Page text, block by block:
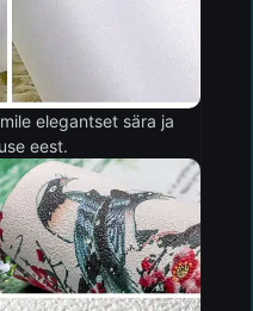
elegantset sära ja
eest.